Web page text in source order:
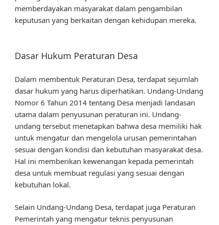
memberdayakan masyarakat dalam pengambilan
keputusan yang berkaitan dengan kehidupan mereka.
Dasar Hukum Peraturan Desa
Dalam membentuk Peraturan Desa, terdapat sejumlah
dasar hukum yang harus diperhatikan. Undang-Undang
Nomor 6 Tahun 2014 tentang Desa menjadi landasan
utama dalam penyusunan peraturan ini. Undang-
undang tersebut menetapkan bahwa desa memiliki hak
untuk mengatur dan mengelola urusan pemerintahan
sesuai dengan kondisi dan kebutuhan masyarakat desa.
Hal ini memberikan kewenangan kepada pemerintah
desa untuk membuat regulasi yang sesuai dengan
kebutuhan lokal.
Selain Undang-Undang Desa, terdapat juga Peraturan
Pemerintah yang mengatur teknis penyusunan